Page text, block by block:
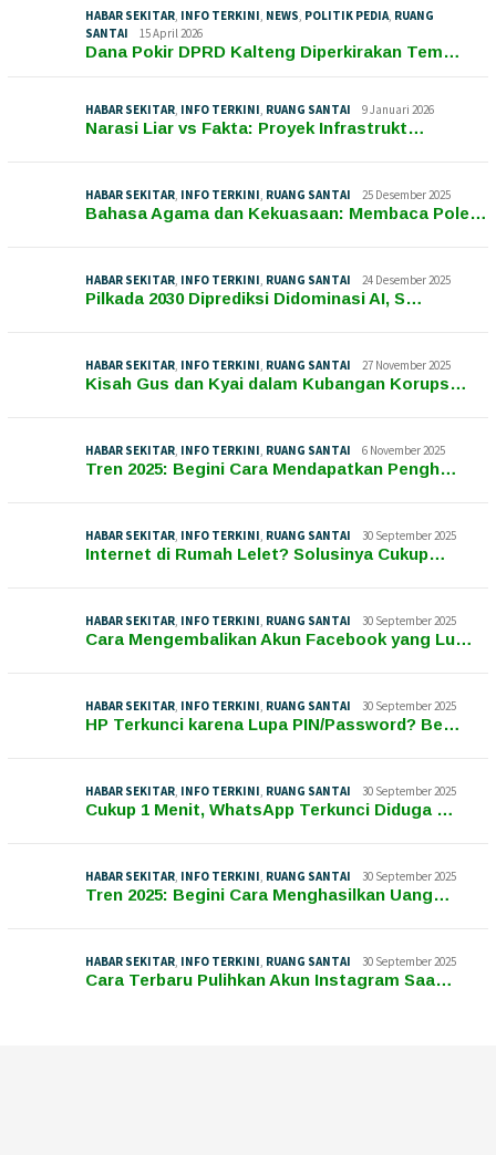
HABAR SEKITAR, INFO TERKINI, NEWS, POLITIK PEDIA, RUANG
SANTAI
15 April 2026
Dana Pokir DPRD Kalteng Diperkirakan Tem…
HABAR SEKITAR, INFO TERKINI, RUANG SANTAI 9 Januari 2026
Narasi Liar vs Fakta: Proyek Infrastrukt…
HABAR SEKITAR, INFO TERKINI, RUANG SANTAI 25 Desember 2025
Bahasa Agama dan Kekuasaan: Membaca Pole…
HABAR SEKITAR, INFO TERKINI, RUANG SANTAI 24 Desember 2025
Pilkada 2030 Diprediksi Didominasi AI, S…
HABAR SEKITAR, INFO TERKINI, RUANG SANTAI 27 November 2025
Kisah Gus dan Kyai dalam Kubangan Korups…
HABAR SEKITAR, INFO TERKINI, RUANG SANTAI 6 November 2025
Tren 2025: Begini Cara Mendapatkan Pengh…
HABAR SEKITAR, INFO TERKINI, RUANG SANTAI 30 September 2025
Internet di Rumah Lelet? Solusinya Cukup…
HABAR SEKITAR, INFO TERKINI, RUANG SANTAI 30 September 2025
Cara Mengembalikan Akun Facebook yang Lu…
HABAR SEKITAR, INFO TERKINI, RUANG SANTAI 30 September 2025
HP Terkunci karena Lupa PIN/Password? Be…
HABAR SEKITAR, INFO TERKINI, RUANG SANTAI 30 September 2025
Cukup 1 Menit, WhatsApp Terkunci Diduga …
HABAR SEKITAR, INFO TERKINI, RUANG SANTAI 30 September 2025
Tren 2025: Begini Cara Menghasilkan Uang…
HABAR SEKITAR, INFO TERKINI, RUANG SANTAI 30 September 2025
Cara Terbaru Pulihkan Akun Instagram Saa…